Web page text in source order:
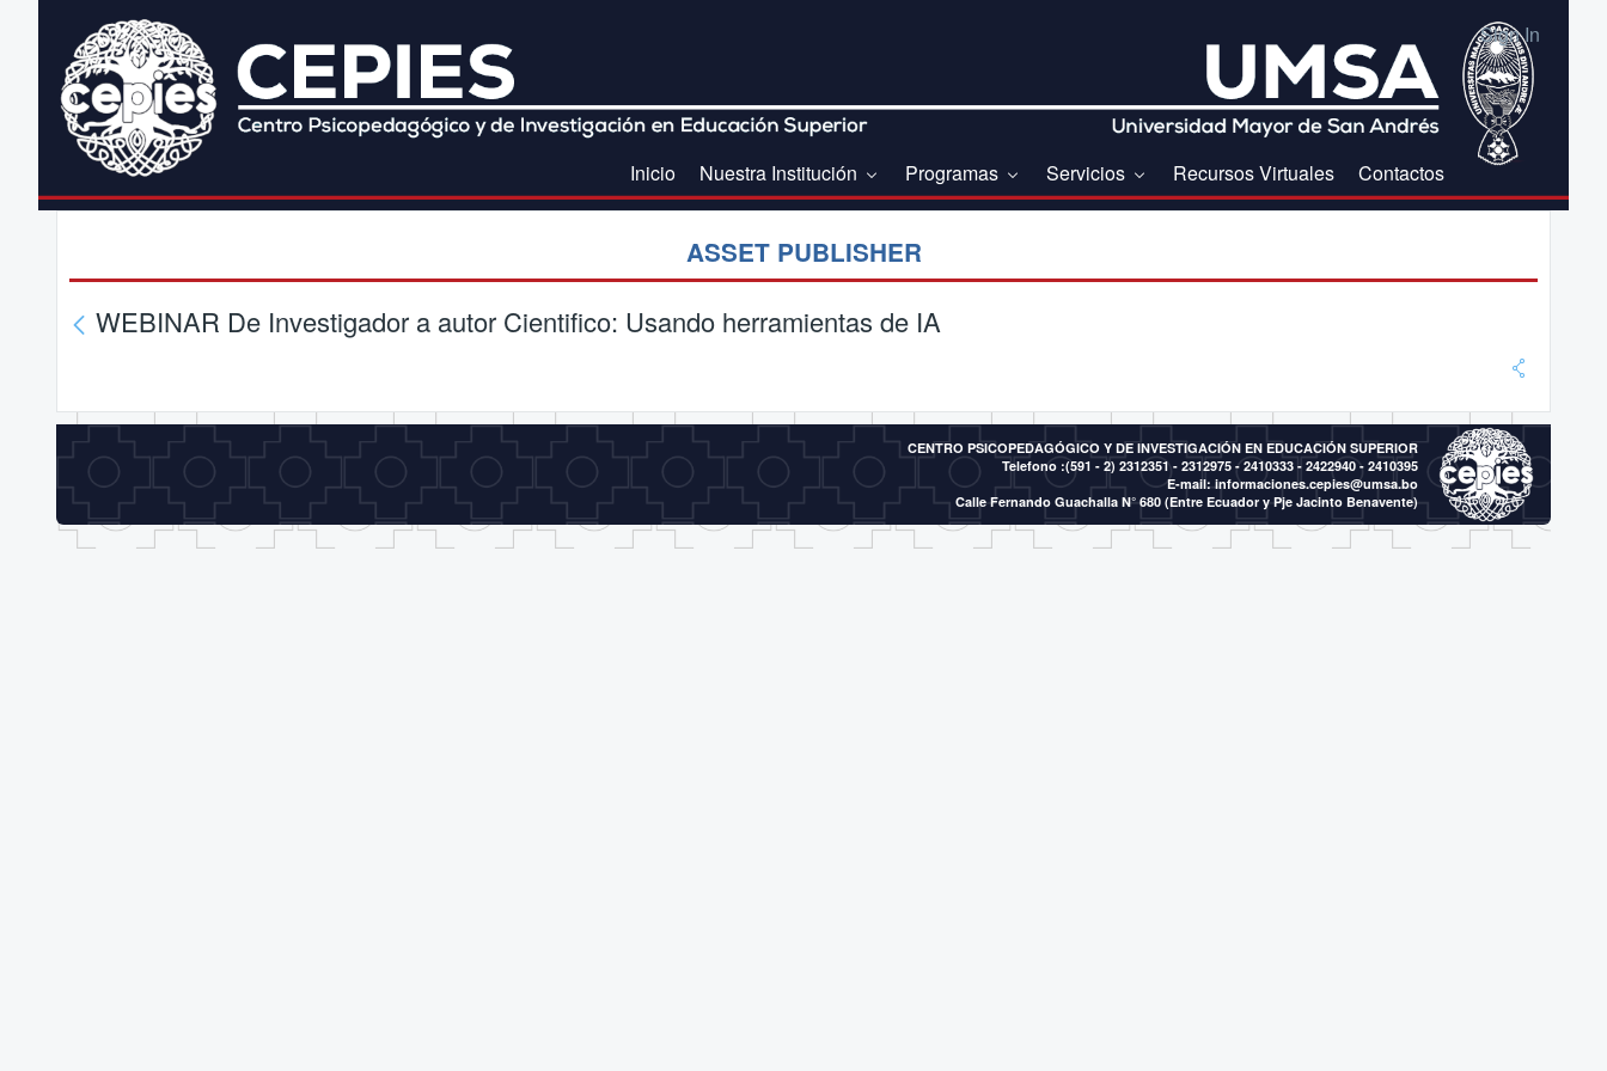
Sign In
Inicio Nuestra Institución Programas Servicios Recursos Virtuales Contactos
ASSET PUBLISHER
WEBINAR De Investigador a autor Cientifico: Usando herramientas de IA
CENTRO PSICOPEDAGÓGICO Y DE INVESTIGACIÓN EN EDUCACIÓN SUPERIOR
Telefono :(591 - 2) 2312351 - 2312975 - 2410333 - 2422940 - 2410395
E-mail:informaciones.cepies@umsa.bo
Calle Fernando Guachalla N° 680 (Entre Ecuador y Pje Jacinto Benavente)